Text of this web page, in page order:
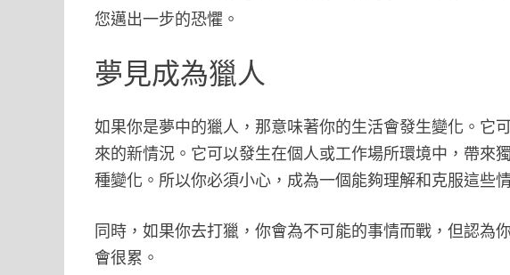
您邁出一步的恐懼。
夢見成為獵人
如果你是夢中的獵人，那意味著你的生活會發生變化。它
來的新情況。它可以發生在個人或工作場所環境中，帶來
種變化。所以你必須小心，成為一個能夠理解和克服這些
同時，如果你去打獵，你會為不可能的事情而戰，但認為
會很累。